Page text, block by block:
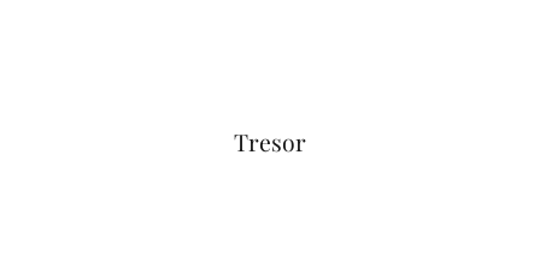
Tresor